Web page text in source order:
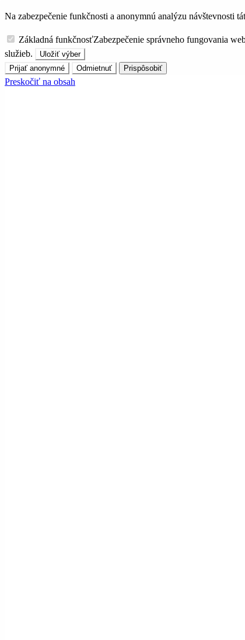
Na zabezpečenie funkčnosti a anonymnú analýzu návštevnosti
Základná funkčnosťZabezpečenie správneho fungovania
služieb.
Uložiť výber
Prijať anonymné
Odmietnuť Prispôsobiť
Preskočiť na obsah